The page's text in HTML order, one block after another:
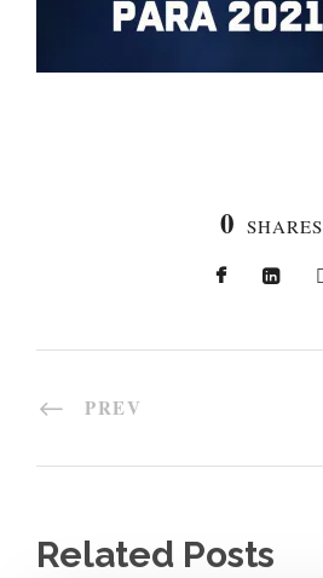
0 SHARES
PREV
Related Posts